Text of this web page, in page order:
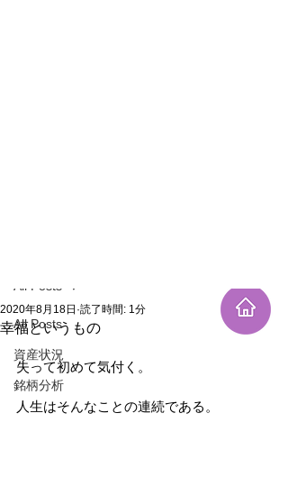
All Posts
資産状況
銘柄分析
All Posts
幸福というもの
2020年8月18日 読了時間: 1分
失って初めて気付く。
人生はそんなことの連続である。